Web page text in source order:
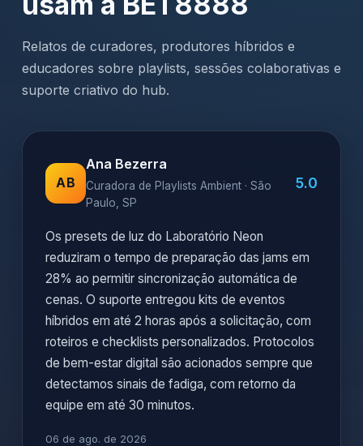
Relatos de curadores, produtores híbridos e
educadores sobre playlists, sessões colaborativas e
suporte criativo do hub.
AB
Ana Bezerra
Curadora de Playlists Ambient · São
Paulo, SP
5.0
Os presets de luz do Laboratório Neon
reduziram o tempo de preparação das jams em
28% ao permitir sincronização automática de
cenas. O suporte entregou kits de eventos
híbridos em até 2 horas após a solicitação, com
roteiros e checklists personalizados. Protocolos
de bem-estar digital são acionados sempre que
detectamos sinais de fadiga, com retorno da
equipe em até 30 minutos.
06 de ago. de 2026